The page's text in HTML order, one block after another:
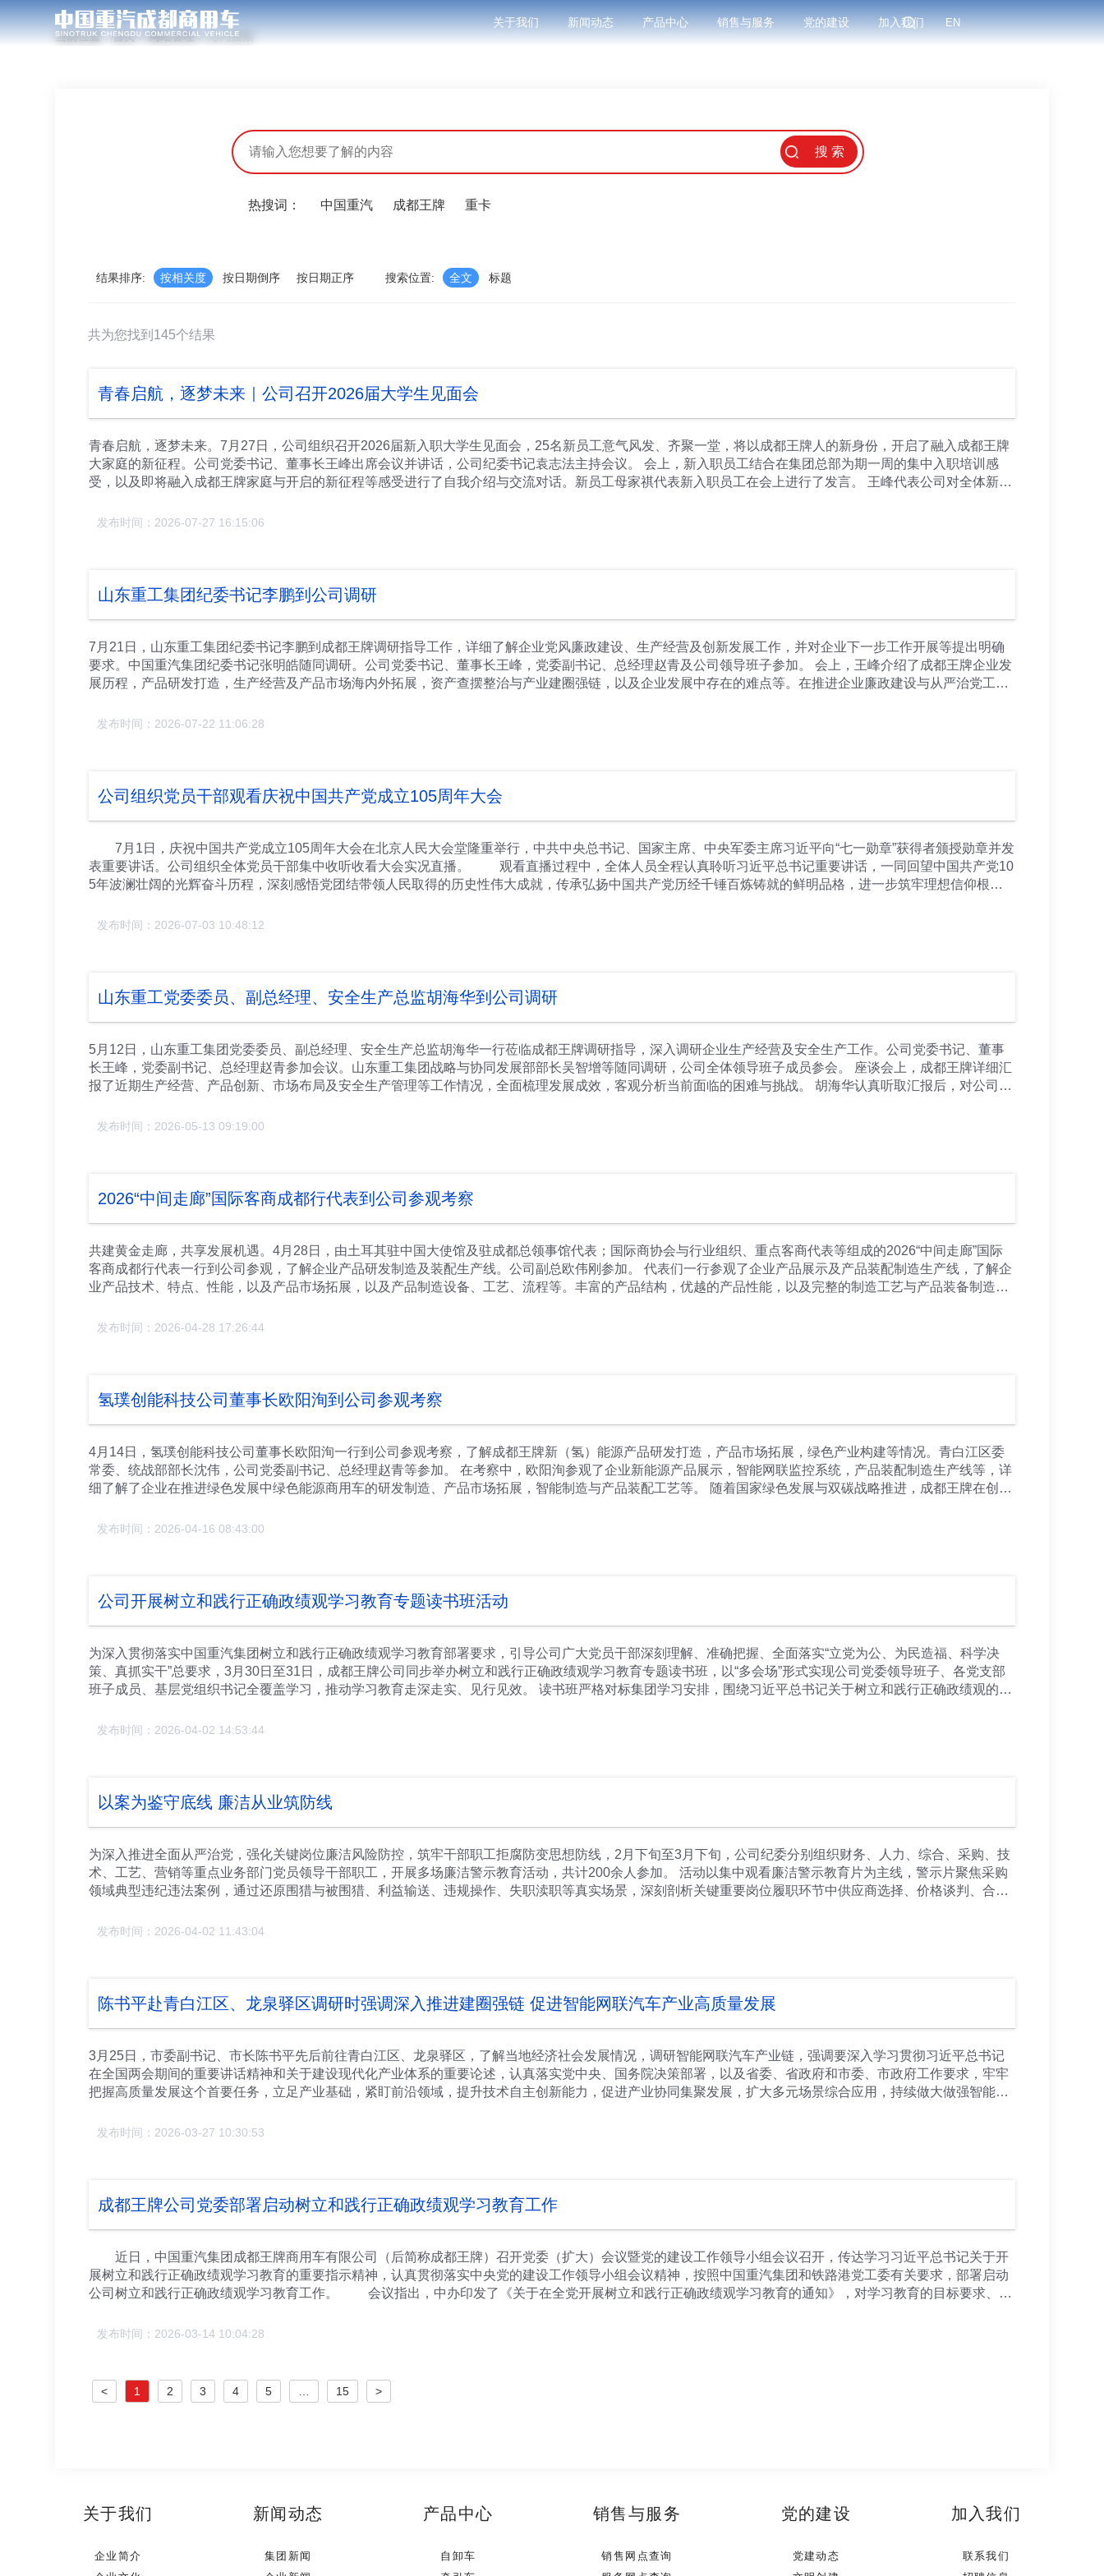
关于我们 新闻动态 产品中心 销售与服务 党的建设 加入我们 EN
当前位置：首页>网站管理>站内搜索
搜 索
热搜词： 中国重汽 成都王牌 重卡
结果排序: 按相关度 按日期倒序 按日期正序 搜索位置: 全文 标题
共为您找到145个结果
青春启航，逐梦未来｜公司召开2026届大学生见面会
青春启航，逐梦未来。7月27日，公司组织召开2026届新入职大学生见面会，25名新员工意气风发、齐聚一堂，将以成都王牌人的新身份，开启了融入成都王牌
大家庭的新征程。公司党委书记、董事长王峰出席会议并讲话，公司纪委书记袁志法主持会议。 会上，新入职员工结合在集团总部为期一周的集中入职培训感
受，以及即将融入成都王牌家庭与开启的新征程等感受进行了自我介绍与交流对话。新员工母家祺代表新入职员工在会上进行了发言。 王峰代表公司对全体新入
学知识，快速转化为工作能力，运用到工作岗位上，并结合自己未来职业规划，不断强加自律性，快速适应新的岗位，胜任新的工作，为自己的职业生涯留下浓
过程，要正确面对一切压力与困难，正视一切挫败感，只有经历无数压力、困难、挫败后，才能真正让自己成长、成熟，最终才能收获自我的成就。 会议强调，
新入职员工参观了公司廉洁文化长廊并进行了专项廉洁教育培训，引导全体新入职员工筑牢思想防线、严守纪律底线，树立清正廉洁的职业价值观。 公司领导班
子、相关部门负责人参加会议并发言。
发布时间：2026-07-27 16:15:06
山东重工集团纪委书记李鹏到公司调研
7月21日，山东重工集团纪委书记李鹏到成都王牌调研指导工作，详细了解企业党风廉政建设、生产经营及创新发展工作，并对企业下一步工作开展等提出明确
要求。中国重汽集团纪委书记张明皓随同调研。公司党委书记、董事长王峰，党委副书记、总经理赵青及公司领导班子参加。 会上，王峰介绍了成都王牌企业发
展历程，产品研发打造，生产经营及产品市场海内外拓展，资产查摆整治与产业建圈强链，以及企业发展中存在的难点等。在推进企业廉政建设与从严治党工作
发展。 李鹏强调，企业在创新发展进程中，一是要高度重视企业发展中存在的短板与困难，坚定发展信心，办法总比困难多，精准制定针对性措施与办法，针多
体领导班子参加。
发布时间：2026-07-22 11:06:28
公司组织党员干部观看庆祝中国共产党成立105周年大会
7月1日，庆祝中国共产党成立105周年大会在北京人民大会堂隆重举行，中共中央总书记、国家主席、中央军委主席习近平向“七一勋章”获得者颁授勋章并发
表重要讲话。公司组织全体党员干部集中收听收看大会实况直播。 观看直播过程中，全体人员全程认真聆听习近平总书记重要讲话，一同回望中国共产党10
5年波澜壮阔的光辉奋斗历程，深刻感悟党团结带领人民取得的历史性伟大成就，传承弘扬中国共产党历经千锤百炼铸就的鲜明品格，进一步筑牢理想信仰根
召全党同志：务必不忘初心、牢记使命，务必谦虚谨慎、艰苦奋斗，务必敢于斗争、善于斗争，紧紧依靠和团结带领全国各族人民奋进新征程、建功新时代，奋
发布时间：2026-07-03 10:48:12
山东重工党委委员、副总经理、安全生产总监胡海华到公司调研
5月12日，山东重工集团党委委员、副总经理、安全生产总监胡海华一行莅临成都王牌调研指导，深入调研企业生产经营及安全生产工作。公司党委书记、董事
长王峰，党委副书记、总经理赵青参加会议。山东重工集团战略与协同发展部部长吴智增等随同调研，公司全体领导班子成员参会。 座谈会上，成都王牌详细汇
报了近期生产经营、产品创新、市场布局及安全生产管理等工作情况，全面梳理发展成效，客观分析当前面临的困难与挑战。 胡海华认真听取汇报后，对公司近
定精准务实举措，加快新能源产品市场拓展，稳步提升产品市场增长率；要直面发展难点与痛点，靶向制定解决方案，以问题破解驱动企业持续向好；在将安全
发布时间：2026-05-13 09:19:00
2026“中间走廊”国际客商成都行代表到公司参观考察
共建黄金走廊，共享发展机遇。4月28日，由土耳其驻中国大使馆及驻成都总领事馆代表；国际商协会与行业组织、重点客商代表等组成的2026“中间走廊”国际
客商成都行代表一行到公司参观，了解企业产品研发制造及装配生产线。公司副总欧伟刚参加。 代表们一行参观了企业产品展示及产品装配制造生产线，了解企
业产品技术、特点、性能，以及产品市场拓展，以及产品制造设备、工艺、流程等。丰富的产品结构，优越的产品性能，以及完整的制造工艺与产品装备制造实
线，与在线产品留个合影。生产车间呈现出的生机勃勃与忙碌有序的景象，以及企业制造实力与水平，产品的多样性与优势性等，让代表们纷纷竖起大拇指点
发布时间：2026-04-28 17:26:44
氢璞创能科技公司董事长欧阳洵到公司参观考察
4月14日，氢璞创能科技公司董事长欧阳洵一行到公司参观考察，了解成都王牌新（氢）能源产品研发打造，产品市场拓展，绿色产业构建等情况。青白江区委
常委、统战部部长沈伟，公司党委副书记、总经理赵青等参加。 在考察中，欧阳洵参观了企业新能源产品展示，智能网联监控系统，产品装配制造生产线等，详
细了解了企业在推进绿色发展中绿色能源商用车的研发制造、产品市场拓展，智能制造与产品装配工艺等。 随着国家绿色发展与双碳战略推进，成都王牌在创新
新能源商用车的研发与制造，立足强链补链，聚焦布局“新赛道”，团结产业链上下游、左右岸，锁定产业链细分领域项目开拓，做大做强新能源商用车产业链、
资，区经信局，区投促局等负责人随同参加。
发布时间：2026-04-16 08:43:00
公司开展树立和践行正确政绩观学习教育专题读书班活动
为深入贯彻落实中国重汽集团树立和践行正确政绩观学习教育部署要求，引导公司广大党员干部深刻理解、准确把握、全面落实“立党为公、为民造福、科学决
策、真抓实干”总要求，3月30日至31日，成都王牌公司同步举办树立和践行正确政绩观学习教育专题读书班，以“多会场”形式实现公司党委领导班子、各党支部
班子成员、基层党组织书记全覆盖学习，推动学习教育走深走实、见行见效。 读书班严格对标集团学习安排，围绕习近平总书记关于树立和践行正确政绩观的重
学、带头讲、带头查，紧密结合公司深化改革、成品结构转型、生产经营、市场开拓、党建引领等重点工作，谈认识、查问题、明方向，示范带动全体党员干部
业深化改革、产品结构转型、产业链协同、技术创新等重点工作，彰显国企担当；要强化责任担当，以实干实绩检验学习成效，弘扬实干作风、完善考核评价、
本问题，推动正确政绩观入脑入心，将其融入战略落地、研发创新、生产制造、市场开拓等各环节，扎实推进2026年生产经营目标等重点任务，为集团高质量发
展、四川汽车产业振兴凝聚真抓实干的强大合力。 下一步，成都王牌公司党委将持续深化学习教育，把树立和践行正确政绩观贯穿企业发展全过程，以学促干、
以干践学，切实把学习教育成果转化为推动企业高质量发展的实际成效，奋力谱写公司转型发展新篇章。
发布时间：2026-04-02 14:53:44
以案为鉴守底线 廉洁从业筑防线
为深入推进全面从严治党，强化关键岗位廉洁风险防控，筑牢干部职工拒腐防变思想防线，2月下旬至3月下旬，公司纪委分别组织财务、人力、综合、采购、技
术、工艺、营销等重点业务部门党员领导干部职工，开展多场廉洁警示教育活动，共计200余人参加。 活动以集中观看廉洁警示教育片为主线，警示片聚焦采购
领域典型违纪违法案例，通过还原围猎与被围猎、利益输送、违规操作、失职渎职等真实场景，深刻剖析关键重要岗位履职环节中供应商选择、价格谈判、合同
警，为全体参会人员敲响廉洁警钟。 观看结束后，公司纪委结合公司采购、营销、管理等业务实际，围绕警示教育片暴露的风险点开展现场解读，强调采购、营
化廉洁警示教育，聚焦重点领域、关键岗位，常态化开展以案促改、以案促治，健全廉洁风险防控机制，推动廉洁教育融入日常、抓在经常，为公司高质量发展
发布时间：2026-04-02 11:43:04
陈书平赴青白江区、龙泉驿区调研时强调深入推进建圈强链 促进智能网联汽车产业高质量发展
3月25日，市委副书记、市长陈书平先后前往青白江区、龙泉驿区，了解当地经济社会发展情况，调研智能网联汽车产业链，强调要深入学习贯彻习近平总书记
在全国两会期间的重要讲话精神和关于建设现代化产业体系的重要论述，认真落实党中央、国务院决策部署，以及省委、省政府和市委、市政府工作要求，牢牢
把握高质量发展这个首要任务，立足产业基础，紧盯前沿领域，提升技术自主创新能力，促进产业协同集聚发展，扩大多元场景综合应用，持续做大做强智能网
发展情况、推动发展的思路和举措，要求深入贯彻落实市委“创新驱动、开放引领、科产融合、强县活区”发展战略，立足自身优势和资源禀赋，把发展特色优势
项目，持续丰富在蓉产品矩阵。 陈书平强调—— ◆要进一步坚定信心决心，充分发挥我市汽车产业基础厚实、链条完整、人才集聚的突出优势，抢抓产业变革机
提高产业本地配套率，提升全产业链综合优势和整体竞争力。 ◆要加强服务保障，加大力度支持汽车产业转型升级和高质量发展，强化行业趋势前瞻研判，及时
出台配套政策举措，深入开展“进解优促”工作，用心用情帮助汽车企业增活力、添信心、搭平台、拓市场，助力企业实现更好发展。 副市长许兴国，市政府秘书
长陈茂禄等参加调研。 转载自成都日报
发布时间：2026-03-27 10:30:53
成都王牌公司党委部署启动树立和践行正确政绩观学习教育工作
近日，中国重汽集团成都王牌商用车有限公司（后简称成都王牌）召开党委（扩大）会议暨党的建设工作领导小组会议召开，传达学习习近平总书记关于开
展树立和践行正确政绩观学习教育的重要指示精神，认真贯彻落实中央党的建设工作领导小组会议精神，按照中国重汽集团和铁路港党工委有关要求，部署启动
公司树立和践行正确政绩观学习教育工作。 会议指出，中办印发了《关于在全党开展树立和践行正确政绩观学习教育的通知》，对学习教育的目标要求、工
育，是贯彻落实党的二十届四中全会战略部署、确保推动公司深化国有企业改革落地，推进公司高质量发展的必然要求，是践行党的根本宗旨、夯实党管国企、
重要任务，深入学习贯彻习近平总书记重要讲话和重要指示精神，认真落实党中央部署，精心组织实施，确保学习教育取得实效。要深刻理解、准确把握、全面
落实“立党为公、为民造福、科学决策、真抓实干”的总要求，将其贯穿学习教育全过程各方面。要坚持学查改一体推进，在深学、真查、实改上下功夫见成效。
发布时间：2026-03-14 10:04:28
< 1 2 3 4 5 15 >
关于我们
企业简介
新闻动态
集团新闻
产品中心
自卸车
销售与服务
销售网点查询
党的建设
党建动态
加入我们
联系我们